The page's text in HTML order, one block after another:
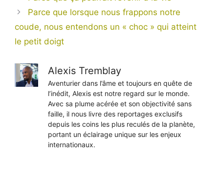
Parce que lorsque nous frappons notre
coude, nous entendons un « choc » qui atteint
le petit doigt
Alexis Tremblay
Aventurier dans l’âme et toujours en quête de
l’inédit, Alexis est notre regard sur le monde.
Avec sa plume acérée et son objectivité sans
faille, il nous livre des reportages exclusifs
depuis les coins les plus reculés de la planète,
portant un éclairage unique sur les enjeux
internationaux.